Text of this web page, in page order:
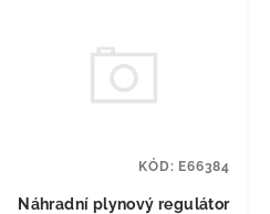
Náhradní plynový regulátor
KÓD: E66384